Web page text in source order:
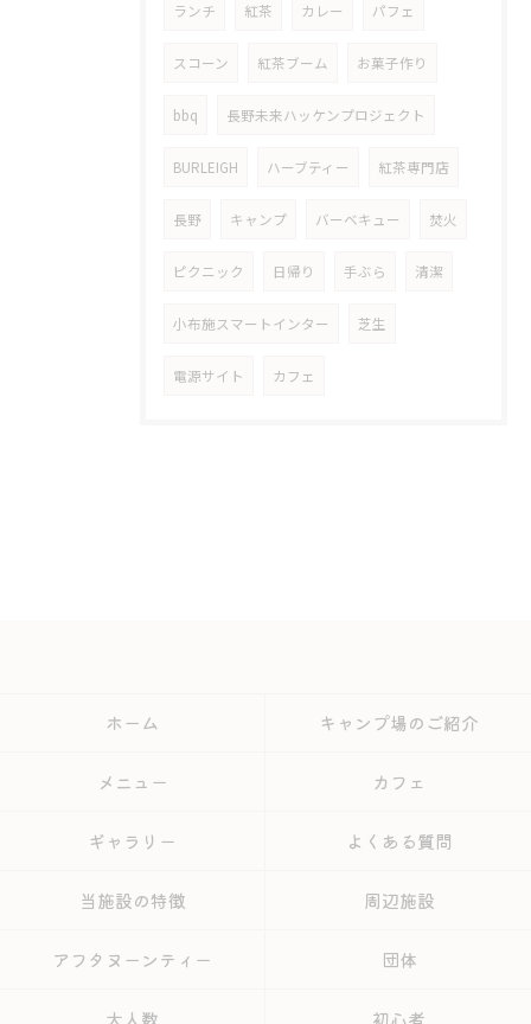
ランチ 紅茶 カレー パフェ
スコーン 紅茶ブーム お菓子作り
bbq 長野未来ハッケンプロジェクト
BURLEIGH ハーブティー 紅茶専門店
長野 キャンプ バーベキュー 焚火
ピクニック 日帰り 手ぶら 清潔
小布施スマートインター 芝生
電源サイト カフェ
ホーム キャンプ場のご紹介
メニュー カフェ
ギャラリー よくある質問
当施設の特徴 周辺施設
アフタヌーンティー 団体
大人数 初心者